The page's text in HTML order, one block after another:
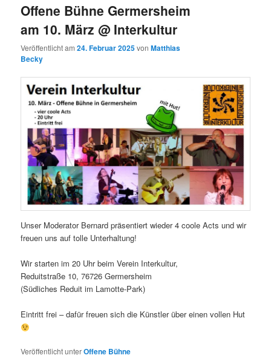
Offene Bühne Germersheim
am 10. März @ Interkultur
Veröffentlicht am24. Februar 2025vonMatthias
Becky
Unser Moderator Bernard präsentiert wieder 4 coole Acts und wir
freuen uns auf tolle Unterhaltung!
Wir starten im 20 Uhr beim Verein Interkultur,
Reduitstraße 10, 76726 Germersheim
(Südliches Reduit im Lamotte-Park)
Eintritt frei – dafür freuen sich die Künstler über einen vollen Hut
Veröffentlicht unterOffene Bühne